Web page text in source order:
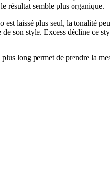
résultat semble plus organique.
laissé plus seul, la tonalité
son style. Excess décline ce
long permet de prendre la